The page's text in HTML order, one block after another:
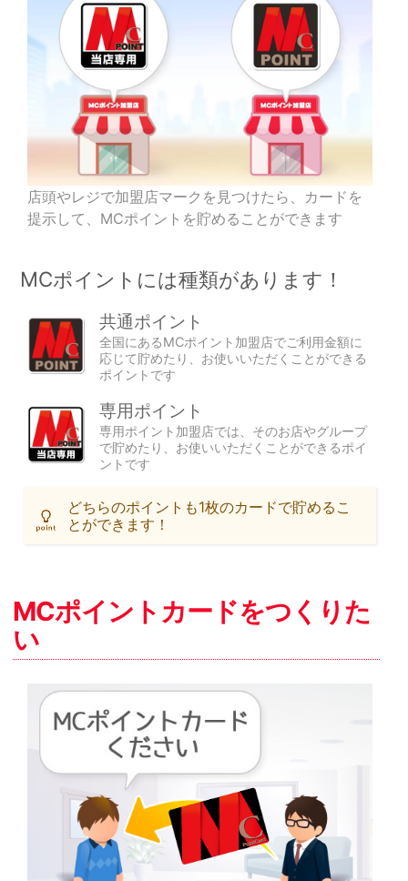
店頭やレジで加盟店マークを見つけたら、カードを
提示して、MCポイントを貯めることができます
MCポイントには種類があります！
共通ポイント
全国にあるMCポイント加盟店でご利用金額に
応じて貯めたり、お使いいただくことができる
ポイントです
専用ポイント
専用ポイント加盟店では、そのお店やグループ
で貯めたり、お使いいただくことができるポイ
ントです
どちらのポイントも1枚のカードで貯めるこ
とができます！
MCポイントカードをつくりた
い